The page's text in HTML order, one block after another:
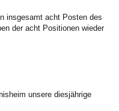
insgesamt acht Posten des
der acht Positionen wieder
unsere diesjährige